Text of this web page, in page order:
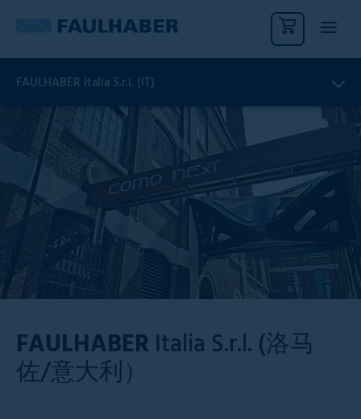
FAULHABER Italia S.r.l. (IT)
FAULHABER Italia S.r.l. (洛马
佐/意大利）